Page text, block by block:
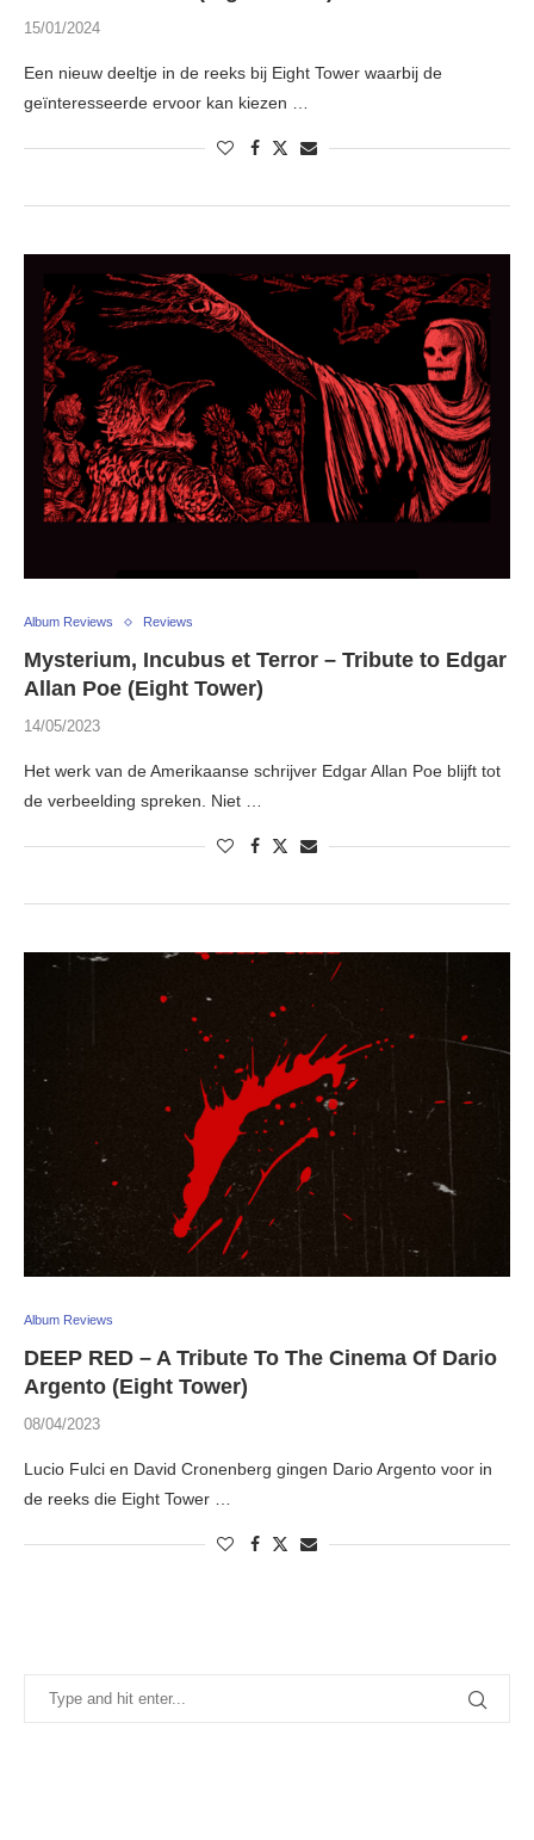
15/01/2024
Een nieuw deeltje in de reeks bij Eight Tower waarbij de
geïnteresseerde ervoor kan kiezen …
Album Reviews Reviews
Mysterium, Incubus et Terror – Tribute to Edgar
Allan Poe (Eight Tower)
14/05/2023
Het werk van de Amerikaanse schrijver Edgar Allan Poe blijft tot
de verbeelding spreken. Niet …
Album Reviews
DEEP RED – A Tribute To The Cinema Of Dario
Argento (Eight Tower)
08/04/2023
Lucio Fulci en David Cronenberg gingen Dario Argento voor in
de reeks die Eight Tower …